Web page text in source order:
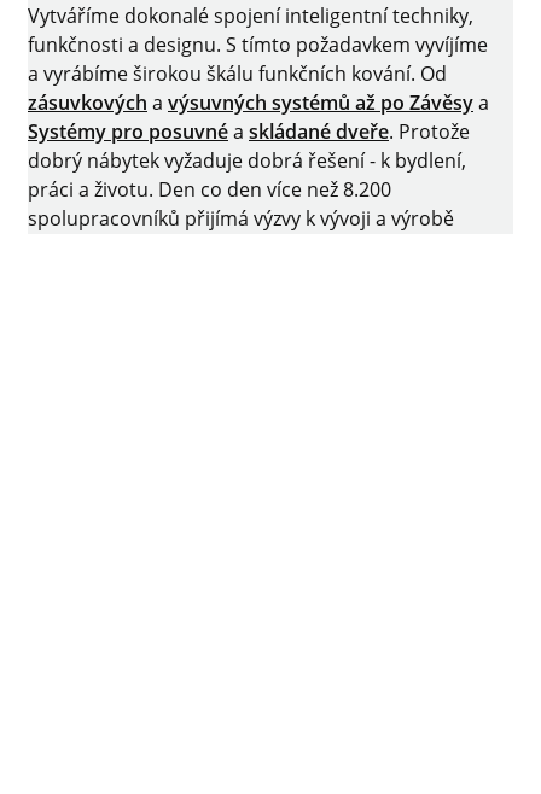
Vytváříme dokonalé spojení inteligentní techniky,
funkčnosti a designu. S tímto požadavkem vyvíjíme
a vyrábíme širokou škálu funkčních kování. Od
zásuvkových a výsuvných systémů až po Závěsya
Systémy pro posuvnéa skládané dveře. Protože
dobrý nábytek vyžaduje dobrá řešení - k bydlení,
práci a životu. Den co den více než 8.200
spolupracovníků přijímá výzvy k vývoji a výrobě